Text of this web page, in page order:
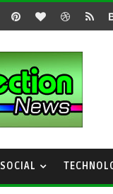
SOCIAL